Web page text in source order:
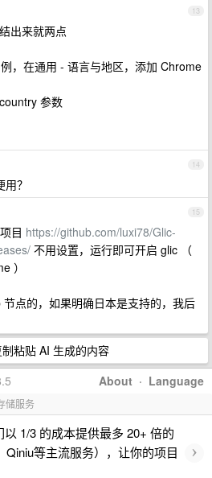
13
出来就两点
，在通用 - 语言与地区，添加 Chrome
参数
14
？
15
目 https://github.com/luxi78/Glic-
不用设置，运行即可开启 glic （
）
点的，如果明确日本是支持的，我后
粘贴 AI 生成的内容
About · Language
储服务
1/3 的成本提供最多 20+ 倍的
等主流服务），让你的项目
›